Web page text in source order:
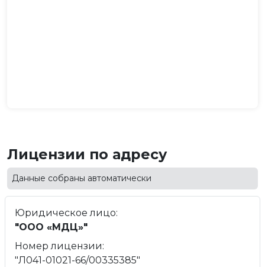
Лицензии по адресу
Данные собраны автоматически
Юридическое лицо:
"ООО «МДЦ»"
Номер лицензии:
"Л041-01021-66/00335385"